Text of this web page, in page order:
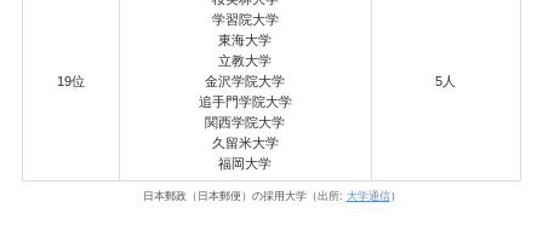
19位
学習院大学
東海大学
立教大学
金沢学院大学
追手門学院大学
関西学院大学
久留米大学
福岡大学
5人
日本郵政（日本郵便）の採用大学（出所: 大学通信）